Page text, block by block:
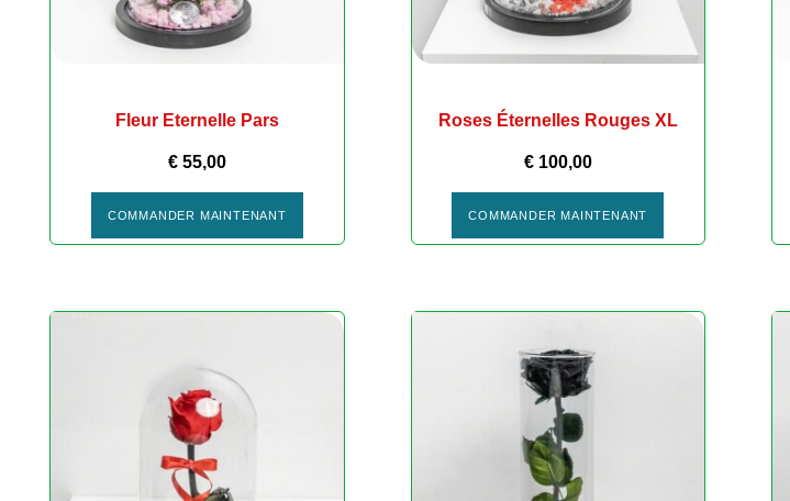
Fleur Eternelle Pars
€55,00
COMMANDER MAINTENANT
Roses Éternelles Rouges XL
€100,00
COMMANDER MAINTENANT